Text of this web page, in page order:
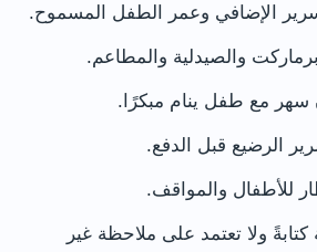
الإضافي وعمر الطفل المسموح.
والصيدلية والمطاعم.
سهر مع طفل ينام مبكرًا.
الرضيع قبل الدفع.
للأطفال والمواقف.
ولا تعتمد على ملاحظة غير